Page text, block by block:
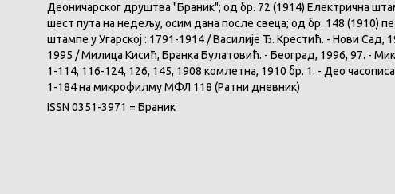
Деоничарског друштва "Браник"; од бр. 72 (1914) Електрична
шест пута на недељу, осим дана после свеца; од бр. 148 (1910)
штампе у Угарској : 1791-1914 / Василије Ђ. Крестић. - Нови Сад,
1995 / Милица Кисић, Бранка Булатовић. - Београд, 1996, 97. -
1-114, 116-124, 126, 145, 1908 комлетна, 1910 бр. 1. - Део
1-184 на микрофилму МФЛ 118 (Ратни дневник)
ISSN 0351-3971 = Браник